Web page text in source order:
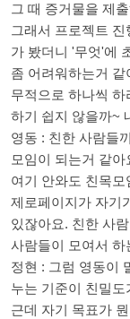
그 때 증거물을 제
그래서 프로젝트
가 봤더니 '무엇'에
좀 어려워하는거
무적으로 하나씩
하기 쉽지 않을까~
영동 : 친한 사람들
모임이 되는거 같아
여기 안와도 친목
제로페이지가 자기
있잖아요. 친한 사
사람들이 모여서 하
정현 : 그럼 영동이
누는 기준이 친밀
근데 자기 목표가